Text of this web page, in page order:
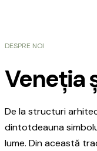
DESPRE NOI
Veneția
De la structuri
dintotdeauna
lume. Din această